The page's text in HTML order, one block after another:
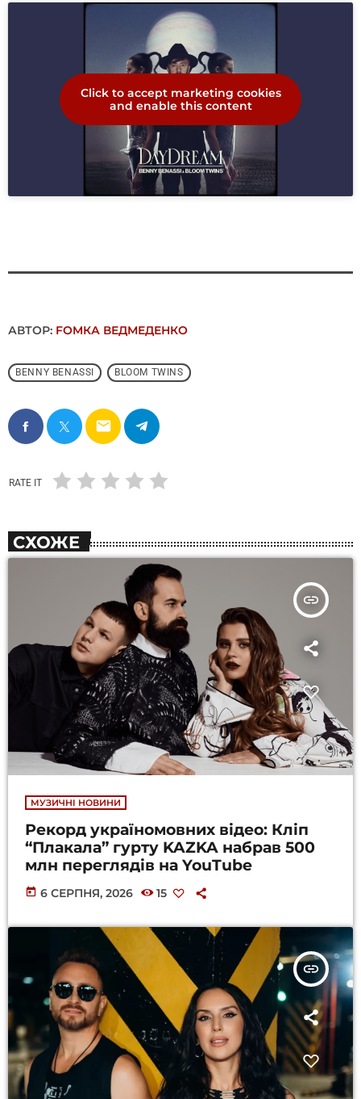
Click to accept marketing cookies
and enable this content
АВТОР: FОMКА ВЕДМЕДЕНКО
BENNY BENASSI BLOOM TWINS
email
RATE IT
СХОЖЕ
insert_link
МУЗИЧНІ НОВИНИ
Рекорд україномовних відео: Кліп
“Плакала” гурту KAZKA набрав 500
млн переглядів на YouTube
today 6 СЕРПНЯ, 2026 15
insert_link